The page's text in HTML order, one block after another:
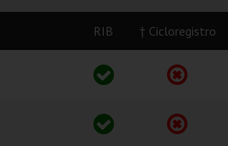
RIB † Cicloregistro